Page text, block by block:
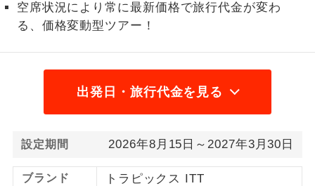
空席状況により常に最新価格で旅行代金が変わ
る、価格変動型ツアー！
出発日・旅行代金を見る
設定期間 2026年8月15日～2027年3月30日
ブランド トラピックス ITT
女性限定
女性限定でご参加いただけるコースで
年齢制限あり
ご参加にあたり年齢に制限があるコース
です。
航空会社指定
利用航空会社が指定なので、ご出発の計
す。